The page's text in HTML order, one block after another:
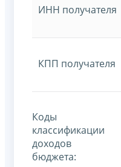
ИНН получателя
КПП получателя
Коды
классификации
доходов
бюджета: